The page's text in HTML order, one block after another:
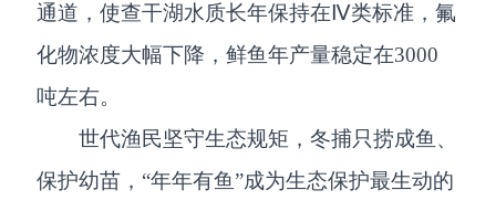
通道，使查干湖水质长年保持在Ⅳ类标准，氟
化物浓度大幅下降，鲜鱼年产量稳定在3000
吨左右。
世代渔民坚守生态规矩，冬捕只捞成鱼、
保护幼苗，“年年有鱼”成为生态保护最生动的